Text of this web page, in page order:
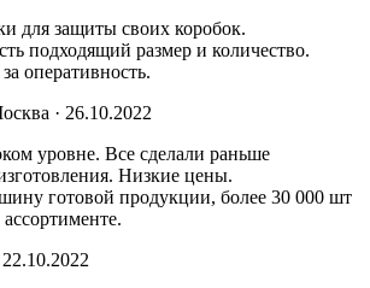
для защиты своих коробок.
подходящий размер и количество.
оперативность.
· 26.10.2022
уровне. Все сделали раньше
Низкие цены.
готовой продукции, более 30 000 шт